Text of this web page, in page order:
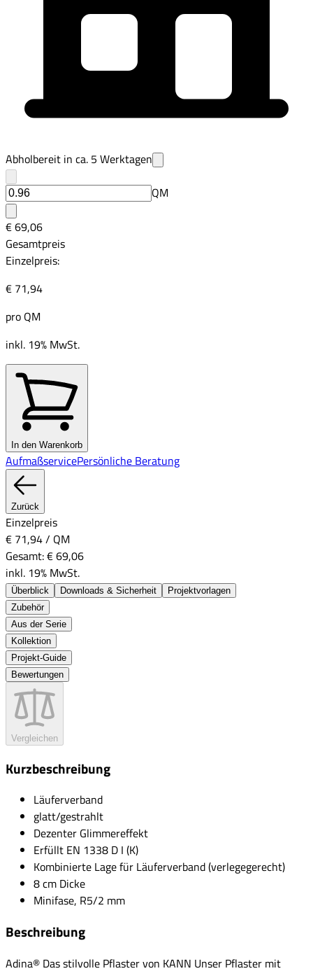
Abholbereit in ca. 5 Werktagen
QM
€ 69,06
Gesamtpreis
Einzelpreis:
€ 71,94
pro QM
inkl. 19% MwSt.
In den Warenkorb
AufmaßservicePersönliche Beratung
Zurück
Einzelpreis
€ 71,94/ QM
Gesamt:€ 69,06
inkl. 19% MwSt.
Überblick Downloads & Sicherheit
Projektvorlagen
Zubehör
Aus der Serie
Kollektion
Projekt-Guide
Bewertungen
Vergleichen
Kurzbeschreibung
Läuferverband
glatt/gestrahlt
Dezenter Glimmereffekt
Erfüllt EN 1338 D I (K)
Kombinierte Lage für Läuferverband (verlegegerecht)
8 cm Dicke
Minifase, R5/2 mm
Beschreibung
Adina® Das stilvolle Pflaster von KANN Unser Pflaster mit